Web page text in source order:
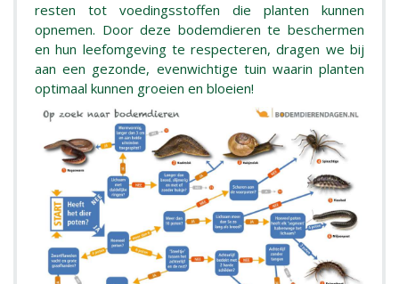
resten tot voedingsstoffen die planten kunnen
opnemen. Door deze bodemdieren te beschermen
en hun leefomgeving te respecteren, dragen we bij
aan een gezonde, evenwichtige tuin waarin planten
optimaal kunnen groeien en bloeien!